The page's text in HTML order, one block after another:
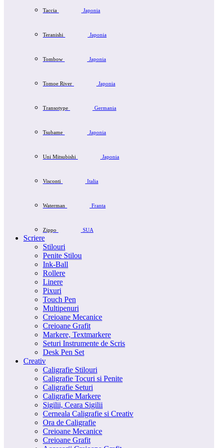
Taccia Japonia
Teranishi Japonia
Tombow Japonia
Tomoe River Japonia
Transotype Germania
Tsubame Japonia
Uni Mitsubishi Japonia
Visconti Italia
Waterman Franta
Zippo SUA
Scriere
Stilouri
Penite Stilou
Ink-Ball
Rollere
Linere
Pixuri
Touch Pen
Multipenuri
Creioane Mecanice
Creioane Grafit
Markere, Textmarkere
Seturi Instrumente de Scris
Desk Pen Set
Creativ
Caligrafie Stilouri
Caligrafie Tocuri si Penite
Caligrafie Seturi
Caligrafie Markere
Sigilii, Ceara Sigilii
Cerneala Caligrafie si Creativ
Ora de Caligrafie
Creioane Mecanice
Creioane Grafit